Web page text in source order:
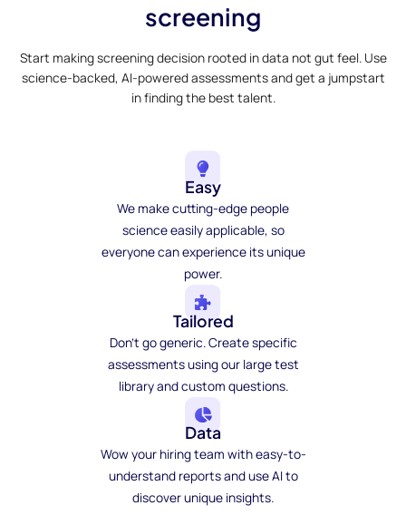
screening
Start making screening decision rooted in data not gut feel. Use
science-backed, AI-powered assessments and get a jumpstart
in finding the best talent.
Easy
We make cutting-edge people
science easily applicable, so
everyone can experience its unique
power.
Tailored
Don't go generic. Create specific
assessments using our large test
library and custom questions.
Data
Wow your hiring team with easy-to-
understand reports and use AI to
discover unique insights.